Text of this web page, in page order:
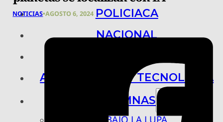
POLICIACA
NACIONAL
ARTE, CIENCIA Y TECNOLOGÍA
COLUMNAS
BAJO LA LUPA
NOTICIAS•AGOSTO 6, 2024